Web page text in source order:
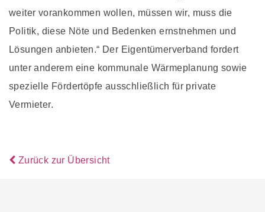
weiter vorankommen wollen, müssen wir, muss die
Politik, diese Nöte und Bedenken ernstnehmen und
Lösungen anbieten.“ Der Eigentümerverband fordert
unter anderem eine kommunale Wärmeplanung sowie
spezielle Fördertöpfe ausschließlich für private
Vermieter.
Zurück zur Übersicht